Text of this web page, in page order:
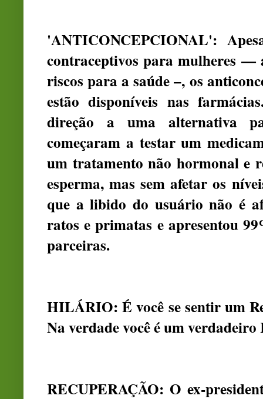
'ANTICONCEPCIONAL':
contraceptivos para mulheres —
riscos para a saúde –, os
estão disponíveis nas
direção a uma alternativa
começaram a testar um
um tratamento não hormonal e
esperma, mas sem afetar os
que a libido do usuário não é
ratos e primatas e apresentou
parceiras.
HILÁRIO: É você se sentir um
Na verdade você é um
RECUPERAÇÃO: O ex-